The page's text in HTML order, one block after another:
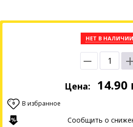
НЕТ В НАЛИЧИИ
Цена: 14.90
0 В избранное
Сообщить о